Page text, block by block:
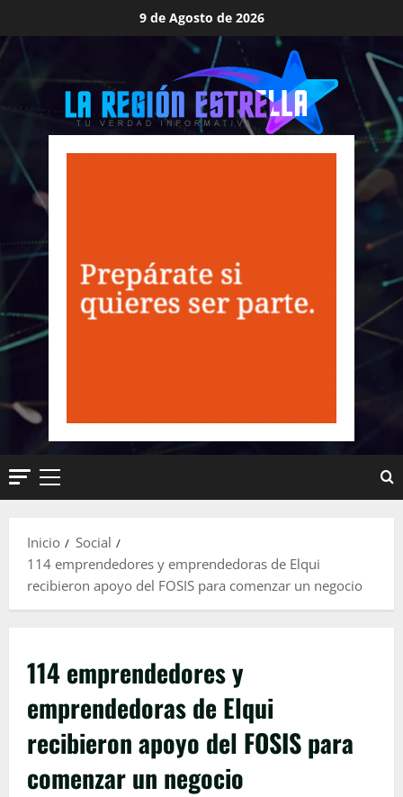
al
contenido
9 de Agosto de 2026
Menú
Inicio
Social
114 emprendedores y emprendedoras de Elqui
recibieron apoyo del FOSIS para comenzar un negocio
114 emprendedores y
emprendedoras de Elqui
recibieron apoyo del FOSIS para
comenzar un negocio